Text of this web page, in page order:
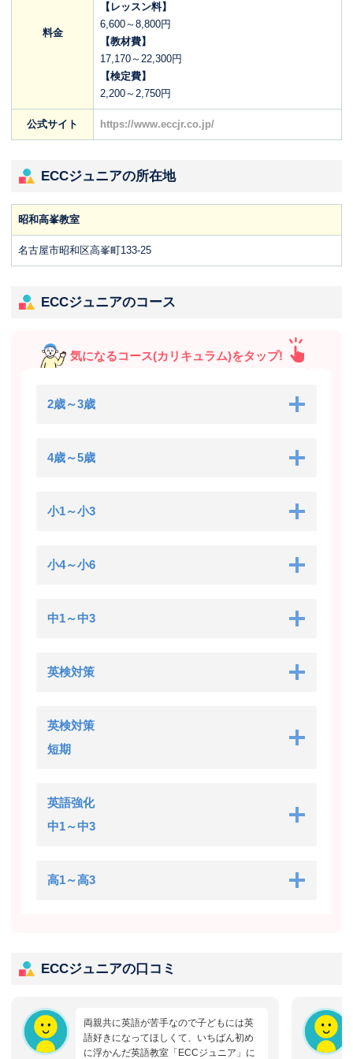
料金
【レッスン料】
6,600～8,800円
【教材費】
17,170～22,300円
【検定費】
2,200～2,750円
公式サイト https://www.eccjr.co.jp/
ECCジュニアの所在地
昭和高峯教室
名古屋市昭和区高峯町133-25
ECCジュニアのコース
気になるコース(カリキュラム)をタップ!
2歳～3歳
4歳～5歳
小1～小3
小4～小6
中1～中3
英検対策
英検対策
短期
英語強化
中1～中3
高1～高3
ECCジュニアの口コミ
両親共に英語が苦手なので子どもには英
語好きになってほしくて、いちばん初め
に浮かんだ英語教室「ECCジュニア」に